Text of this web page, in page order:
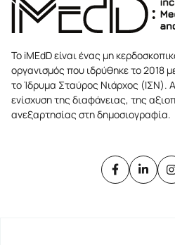
Το iMEdD είναι ένας μη
οργανισμός που ιδρύθηκε το 2018
το Ίδρυμα Σταύρος Νιάρχος (ΙΣΝ).
ενίσχυση της διαφάνειας, της
ανεξαρτησίας στη δημοσιογραφία.